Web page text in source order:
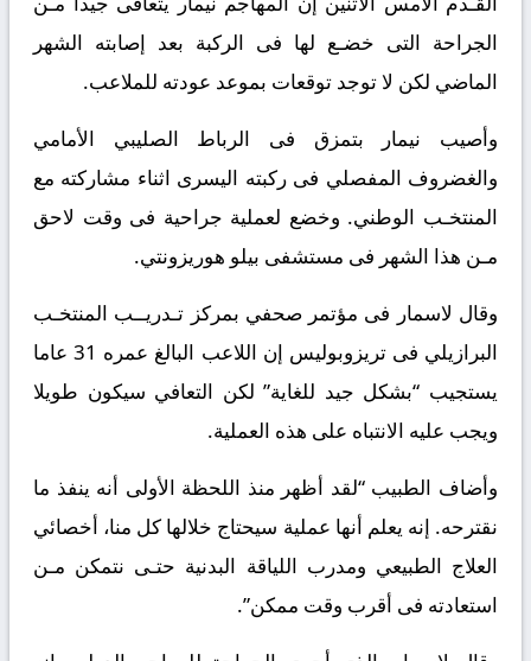
الجراحة التى خضـع لها فى الركبة بعد إصابته الشهر
الماضي لكن لا توجد توقعات بموعد عودته للملاعب.
وأصيب نيمار بتمزق فى الرباط الصليبي الأمامي
والغضروف المفصلي فى ركبته اليسرى اثناء مشاركته مع
المنتخـب الوطني. وخضع لعملية جراحية فى وقت لاحق
مـن هذا الشهر فى مستشفى بيلو هوريزونتي.
وقال لاسمار فى مؤتمر صحفي بمركز تـدريــب المنتخـب
البرازيلي فى تريزوبوليس إن اللاعب البالغ عمره 31 عاما
يستجيب “بشكل جيد للغاية” لكن التعافي سيكون طويلا
ويجب عليه الانتباه على هذه العملية.
وأضاف الطبيب “لقد أظهر منذ اللحظة الأولى أنه ينفذ ما
نقترحه. إنه يعلم أنها عملية سيحتاج خلالها كل منا، أخصائي
العلاج الطبيعي ومدرب اللياقة البدنية حتـى نتمكن مـن
استعادته فى أقرب وقت ممكن”.